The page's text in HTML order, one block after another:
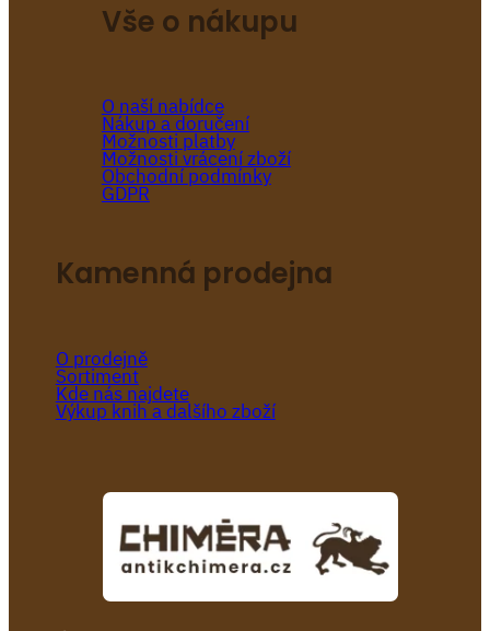
Vše o nákupu
O naší nabídce
Nákup a doručení
Možnosti platby
Možnosti vrácení zboží
Obchodní podmínky
GDPR
Kamenná prodejna
O prodejně
Sortiment
Kde nás najdete
Výkup knih a dalšího zboží